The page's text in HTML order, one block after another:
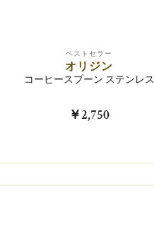
ベストセラー
オリジン
コーヒースプーン ステンレス
￥2,750